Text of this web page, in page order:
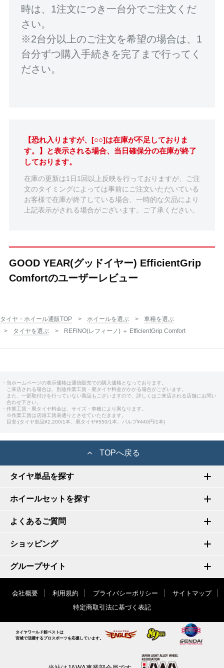
時は、1注文につき一台分でご注文くだ
さい。
※2台分以上のご注文を希望の場合は、1
台分ずつ購入手続きを完了まで行ってく
ださい。
【恐れ入りますが、[○○]は在庫が不足しておりま
す。】と表示される場合、当日確保分の在庫が終了
しております。
在庫の更新は1日1回以上反映を行っておりますが、ご注
文のタイミングによっては事前にご注文いただいている
お客様で在庫が終了している場合、一時的な欠品により
上記表示がされる場合がございます。ご了承ください。
GOOD YEAR(グッドイヤー) EfficientGrip
Comfortのユーザーレビュー
タイヤ・ホイール通販TOP ホイールを選ぶ
車種を選ぶ
タイヤを選ぶ
REFINO(レフィーノ) ＋ EfficientGrip Comfort
・当ホームページの表示価格は通信販売での購入価格となっております。
ご来店される場合は、別途作業工賃・廃タイヤ料金がかかる場合がございます。
また、一部取付けを行っていない商品もございますので、詳しくはご来店される店舗にお問い
合わせ下さい。
・作業工賃・廃タイヤ料金は、サイズ・車種により異なります。
※作業工賃は店頭工賃表通りとさせていただきます。
目安:(タイヤ単品¥2,200/1本、廃タイヤ¥550/1本、バルブ¥440円/1本)
TOPへ戻る
タイヤ単品を探す
ホイールセットを探す
よくあるご質問
ショッピング
グループサイト
会社概要 利用規約 プライバシーポリシー
サイトマップ
特定商取引法に基づく表記
タイヤワールド館ベストは
宮城で活躍するプロスポーツを応援しています。